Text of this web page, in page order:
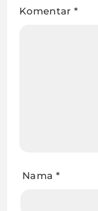
Komentar *
Nama *